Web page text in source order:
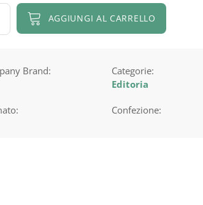
AGGIUNGI AL CARRELLO
Brand:
Categorie:
Editoria
Confezione: